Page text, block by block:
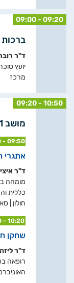
09:00 - 09:20
ברכות
ד"ר
יועץ
מרכז
09:20 - 10:50
מושב 1
- 09:50
אתגרי
ד"ר
מומחה
כללית
חולון |
- 10:20
שחקן
ד"ר
רופאה